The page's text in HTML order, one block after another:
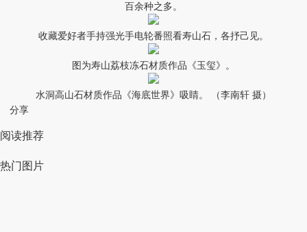
百余种之多。
收藏爱好者手持强光手电轮番照看寿山石，各抒己见。
图为寿山荔枝冻石材质作品《玉玺》。
水洞高山石材质作品《海底世界》吸睛。 （李南轩 摄）
分享
阅读推荐
热门图片